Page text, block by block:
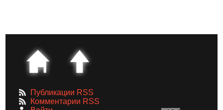
Публикации RSS
Комментарии RSS